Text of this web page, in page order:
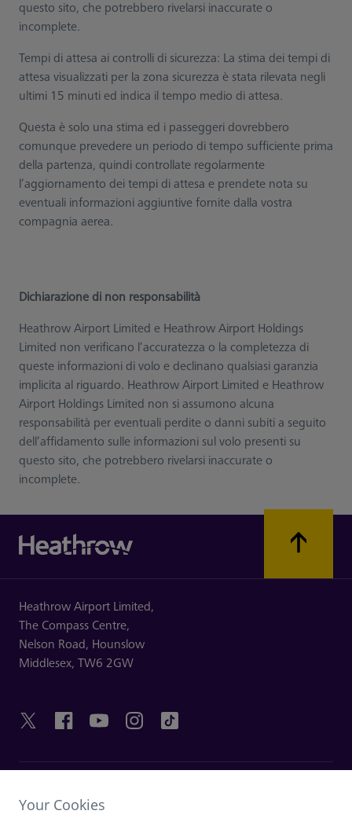
questo sito, che potrebbero rivelarsi inaccurate o
incomplete.
Tempi di attesa ai controlli di sicurezza: La stima dei tempi di
attesa visualizzati per la zona sicurezza è stata rilevata negli
ultimi 15 minuti ed indica il tempo medio di attesa.
Questa è solo una stima ed i passeggeri dovrebbero
comunque prevedere un periodo di tempo sufficiente prima
della partenza, quindi controllate regolarmente
l’aggiornamento dei tempi di attesa e prendete nota su
eventuali informazioni aggiuntive fornite dalla vostra
compagnia aerea.
Dichiarazione di non responsabilità
Heathrow Airport Limited e Heathrow Airport Holdings
Limited non verificano l’accuratezza o la completezza di
queste informazioni di volo e declinano qualsiasi garanzia
implicita al riguardo. Heathrow Airport Limited e Heathrow
Airport Holdings Limited non si assumono alcuna
responsabilità per eventuali perdite o danni subiti a seguito
dell’affidamento sulle informazioni sul volo presenti su
questo sito, che potrebbero rivelarsi inaccurate o
incomplete.
Heathrow Airport Limited,
The Compass Centre,
Nelson Road, Hounslow
Middlesex, TW6 2GW
Your Cookies